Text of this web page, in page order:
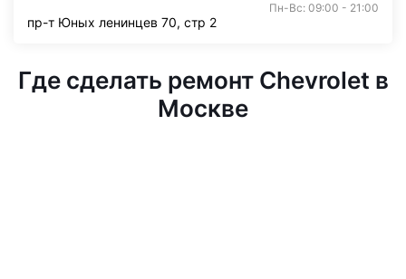
Пн-Вс: 09:00 - 21:00
пр-т Юных ленинцев 70, стр 2
Где сделать ремонт Chevrolet в
Москве